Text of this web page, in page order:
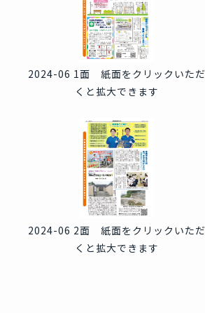
2024-06 1面 紙面をクリックいただ
くと拡大できます
2024-06 2面 紙面をクリックいただ
くと拡大できます